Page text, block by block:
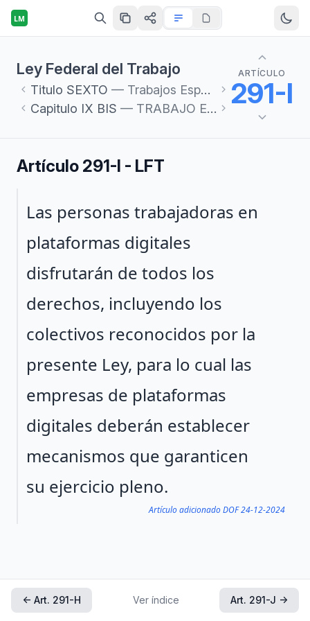
LM
Ley Federal del Trabajo
Titulo SEXTO — Trabajos Especiales
Capitulo IX BIS — TRABAJO EN PLATAFORMAS DIGITALES
ARTÍCULO
291-I
Artículo 291-I - LFT
Párrafo 1
Las personas trabajadoras en
plataformas digitales
disfrutarán de todos los
derechos, incluyendo los
colectivos reconocidos por la
presente Ley, para lo cual las
empresas de plataformas
digitales deberán establecer
mecanismos que garanticen
su ejercicio pleno.
Artículo adicionado DOF 24-12-2024
← Art. 291-H Ver índice Art. 291-J →